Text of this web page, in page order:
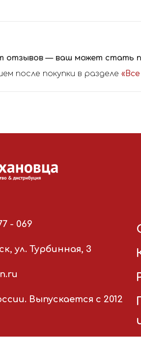
отзывов — ваш может стать
после покупки в разделе
- 069
ул. Турбинная, 3
Выпускается с 2012